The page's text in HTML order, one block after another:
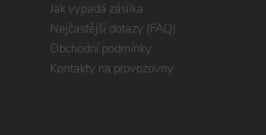
Jak vypadá zásilka
Nejčastější dotazy (FAQ)
Obchodní podmínky
Kontakty na provozovny